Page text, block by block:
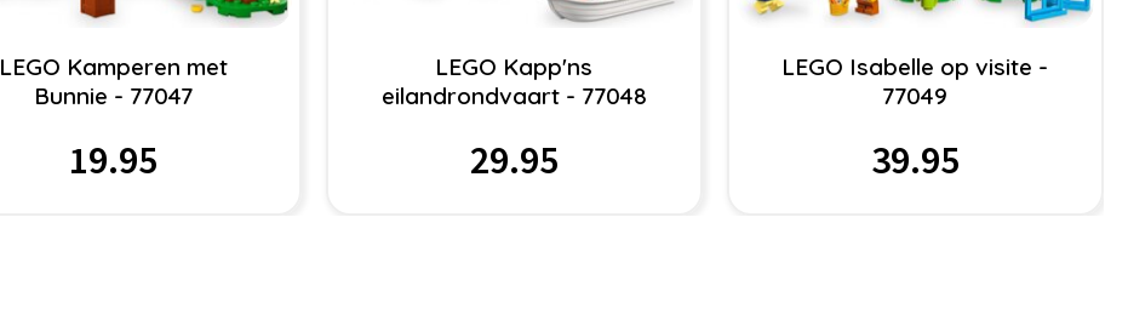
LEGO Kamperen met
Bunnie - 77047
19.95
LEGO Kapp'ns
eilandrondvaart - 77048
29.95
LEGO Isabelle op visite -
77049
39.95